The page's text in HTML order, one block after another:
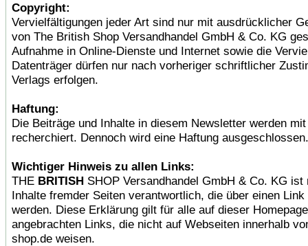
Copyright:
Vervielfältigungen jeder Art sind nur mit ausdrücklicher
von The British Shop Versandhandel GmbH & Co. KG
Aufnahme in Online-Dienste und Internet sowie die
Datenträger dürfen nur nach vorheriger schriftlicher
Verlags erfolgen.
Haftung:
Die Beiträge und Inhalte in diesem Newsletter werden
recherchiert. Dennoch wird eine Haftung ausgeschlossen.
Wichtiger Hinweis zu allen Links:
THE BRITISH SHOP Versandhandel GmbH & Co. KG
Inhalte fremder Seiten verantwortlich, die über einen
werden. Diese Erklärung gilt für alle auf dieser Homepage
angebrachten Links, die nicht auf Webseiten innerhalb
shop.de weisen.